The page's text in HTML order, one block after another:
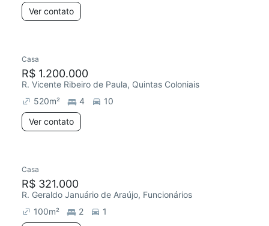
Ver contato
Casa
R$ 1.200.000
R. Vicente Ribeiro de Paula, Quintas Coloniais
520m² 4
10
Ver contato
Casa
R$ 321.000
R. Geraldo Januário de Araújo, Funcionários
100m² 2
1